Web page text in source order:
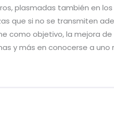
plasmadas también en
que si no se transmiten
como objetivo, la mejora
y más en conocerse a uno